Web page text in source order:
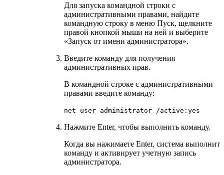
Для запуска командной строки с
административными правами, найдите
командную строку в меню Пуск, щелкните
правой кнопкой мыши на ней и выберите
«Запуск от имени администратора».
Введите команду для получения
административных прав.
В командной строке с административными
правами введите команду:
net user administrator /active:yes
Нажмите Enter, чтобы выполнить команду.
Когда вы нажимаете Enter, система выполнит
команду и активирует учетную запись
администратора.